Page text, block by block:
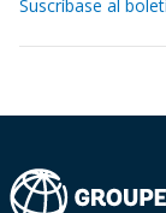
Suscríbase al